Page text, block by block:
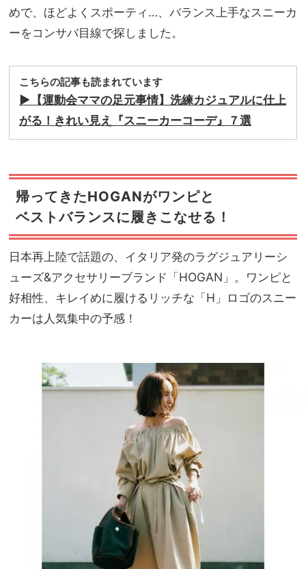
めで、ほどよくスポーティ…、バランス上手なスニーカ
ーをコンサバ目線で探しました。
こちらの記事も読まれています
▶︎【運動会ママの足元事情】洗練カジュアルに仕上
がる！きれい見え『スニーカーコーデ』７選
帰ってきたHOGANがワンピと
ベストバランスに履きこなせる！
日本再上陸で話題の、イタリア発のラグジュアリーシ
ューズ&アクセサリーブランド「HOGAN」。ワンピと
好相性、キレイめに履けるリッチな「H」ロゴのスニー
カーは人気集中の予感！